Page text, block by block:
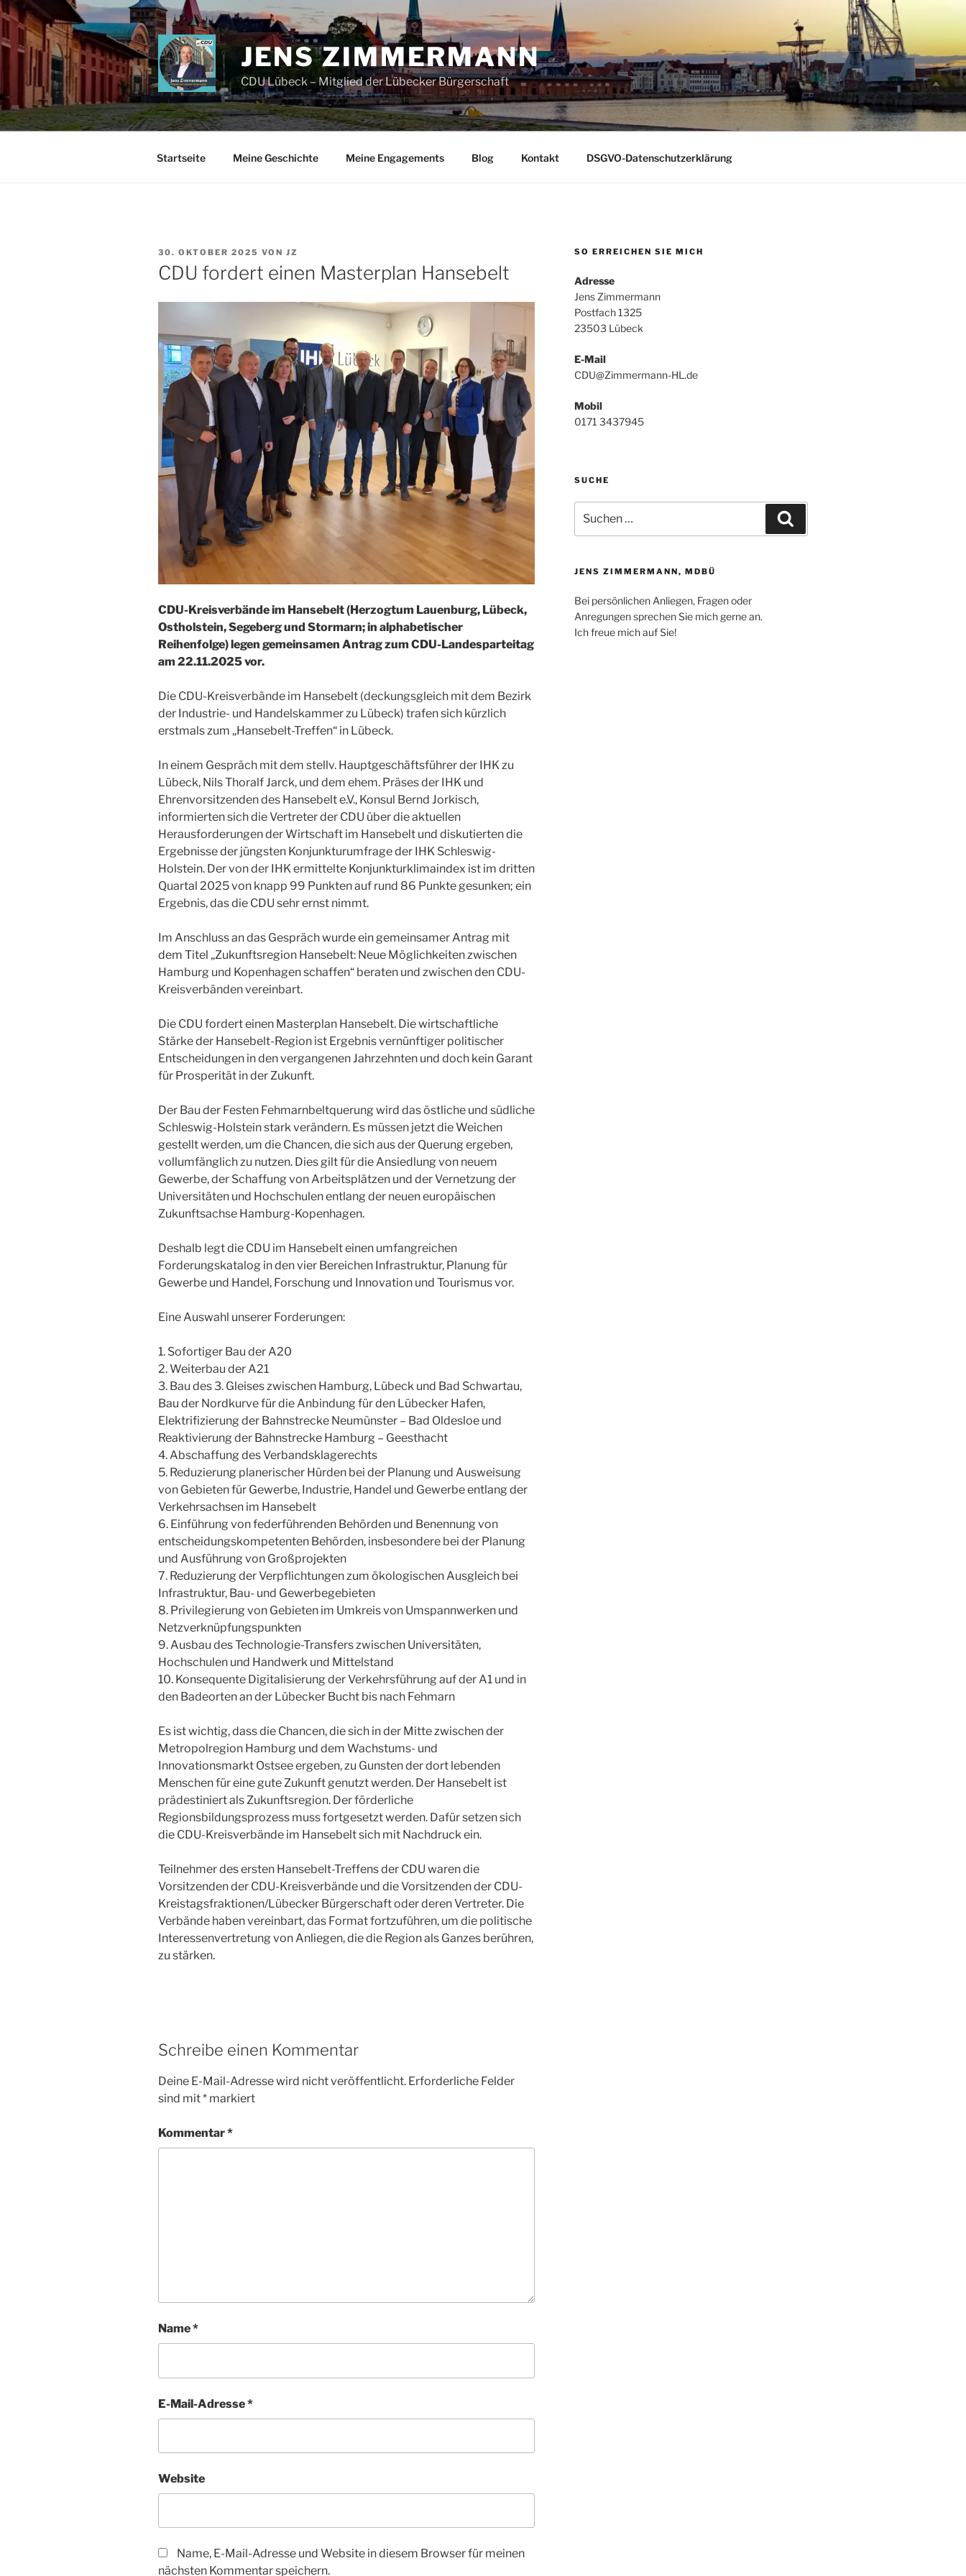
Zum
Inhalt
springen
JENS ZIMMERMANN
CDU Lübeck – Mitglied der Lübecker Bürgerschaft
Startseite Meine Geschichte Meine Engagements Blog Kontakt DSGVO-Datenschutzerklärung
VERÖFFENTLICHT
AM
30. OKTOBER 2025 VON JZ
CDU fordert einen Masterplan Hansebelt
CDU-Kreisverbände im Hansebelt (Herzogtum Lauenburg, Lübeck,
Ostholstein, Segeberg und Stormarn; in alphabetischer
Reihenfolge) legen gemeinsamen Antrag zum CDU-Landesparteitag
am 22.11.2025 vor.
Die CDU-Kreisverbände im Hansebelt (deckungsgleich mit dem Bezirk
der Industrie- und Handelskammer zu Lübeck) trafen sich kürzlich
erstmals zum „Hansebelt-Treffen“ in Lübeck.
In einem Gespräch mit dem stellv. Hauptgeschäftsführer der IHK zu
Lübeck, Nils Thoralf Jarck, und dem ehem. Präses der IHK und
Ehrenvorsitzenden des Hansebelt e.V., Konsul Bernd Jorkisch,
informierten sich die Vertreter der CDU über die aktuellen
Herausforderungen der Wirtschaft im Hansebelt und diskutierten die
Ergebnisse der jüngsten Konjunkturumfrage der IHK Schleswig-
Holstein. Der von der IHK ermittelte Konjunkturklimaindex ist im dritten
Quartal 2025 von knapp 99 Punkten auf rund 86 Punkte gesunken; ein
Ergebnis, das die CDU sehr ernst nimmt.
Im Anschluss an das Gespräch wurde ein gemeinsamer Antrag mit
dem Titel „Zukunftsregion Hansebelt: Neue Möglichkeiten zwischen
Hamburg und Kopenhagen schaffen“ beraten und zwischen den CDU-
Kreisverbänden vereinbart.
Die CDU fordert einen Masterplan Hansebelt. Die wirtschaftliche
Stärke der Hansebelt-Region ist Ergebnis vernünftiger politischer
Entscheidungen in den vergangenen Jahrzehnten und doch kein Garant
für Prosperität in der Zukunft.
Der Bau der Festen Fehmarnbeltquerung wird das östliche und südliche
Schleswig-Holstein stark verändern. Es müssen jetzt die Weichen
gestellt werden, um die Chancen, die sich aus der Querung ergeben,
vollumfänglich zu nutzen. Dies gilt für die Ansiedlung von neuem
Gewerbe, der Schaffung von Arbeitsplätzen und der Vernetzung der
Universitäten und Hochschulen entlang der neuen europäischen
Zukunftsachse Hamburg-Kopenhagen.
Deshalb legt die CDU im Hansebelt einen umfangreichen
Forderungskatalog in den vier Bereichen Infrastruktur, Planung für
Gewerbe und Handel, Forschung und Innovation und Tourismus vor.
Eine Auswahl unserer Forderungen:
1. Sofortiger Bau der A20
2. Weiterbau der A21
3. Bau des 3. Gleises zwischen Hamburg, Lübeck und Bad Schwartau,
Bau der Nordkurve für die Anbindung für den Lübecker Hafen,
Elektrifizierung der Bahnstrecke Neumünster – Bad Oldesloe und
Reaktivierung der Bahnstrecke Hamburg – Geesthacht
4. Abschaffung des Verbandsklagerechts
5. Reduzierung planerischer Hürden bei der Planung und Ausweisung
von Gebieten für Gewerbe, Industrie, Handel und Gewerbe entlang der
Verkehrsachsen im Hansebelt
6. Einführung von federführenden Behörden und Benennung von
entscheidungskompetenten Behörden, insbesondere bei der Planung
und Ausführung von Großprojekten
7. Reduzierung der Verpflichtungen zum ökologischen Ausgleich bei
Infrastruktur, Bau- und Gewerbegebieten
8. Privilegierung von Gebieten im Umkreis von Umspannwerken und
Netzverknüpfungspunkten
9. Ausbau des Technologie-Transfers zwischen Universitäten,
Hochschulen und Handwerk und Mittelstand
10. Konsequente Digitalisierung der Verkehrsführung auf der A1 und in
den Badeorten an der Lübecker Bucht bis nach Fehmarn
Es ist wichtig, dass die Chancen, die sich in der Mitte zwischen der
Metropolregion Hamburg und dem Wachstums- und
Innovationsmarkt Ostsee ergeben, zu Gunsten der dort lebenden
Menschen für eine gute Zukunft genutzt werden. Der Hansebelt ist
prädestiniert als Zukunftsregion. Der förderliche
Regionsbildungsprozess muss fortgesetzt werden. Dafür setzen sich
die CDU-Kreisverbände im Hansebelt sich mit Nachdruck ein.
Teilnehmer des ersten Hansebelt-Treffens der CDU waren die
Vorsitzenden der CDU-Kreisverbände und die Vorsitzenden der CDU-
Kreistagsfraktionen/Lübecker Bürgerschaft oder deren Vertreter. Die
Verbände haben vereinbart, das Format fortzuführen, um die politische
Interessenvertretung von Anliegen, die die Region als Ganzes berühren,
zu stärken.
Schreibe einen Kommentar
Deine E-Mail-Adresse wird nicht veröffentlicht. Erforderliche Felder
sind mit* markiert
Kommentar*
Name*
E-Mail-Adresse*
Website
Name, E-Mail-Adresse und Website in diesem Browser für meinen
nächsten Kommentar speichern.
SO ERREICHEN SIE MICH
Adresse
Jens Zimmermann
Postfach 1325
23503 Lübeck
E-Mail
CDU@Zimmermann-HL.de
Mobil
0171 3437945
SUCHE
nach:
JENS ZIMMERMANN, MDBÜ
Bei persönlichen Anliegen, Fragen oder
Anregungen sprechen Sie mich gerne an.
Ich freue mich auf Sie!